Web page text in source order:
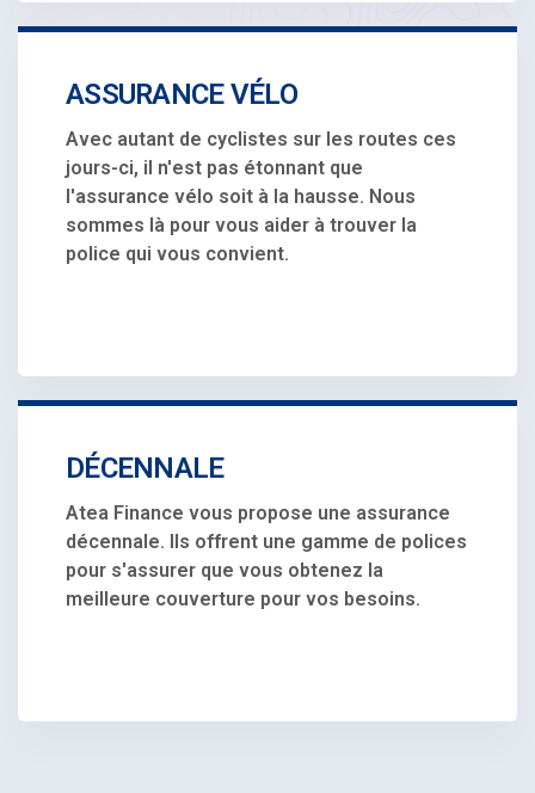
ASSURANCE VÉLO
Avec autant de cyclistes sur les routes ces
jours-ci, il n'est pas étonnant que
l'assurance vélo soit à la hausse. Nous
sommes là pour vous aider à trouver la
police qui vous convient.
DÉCENNALE
Atea Finance vous propose une assurance
décennale. Ils offrent une gamme de polices
pour s'assurer que vous obtenez la
meilleure couverture pour vos besoins.